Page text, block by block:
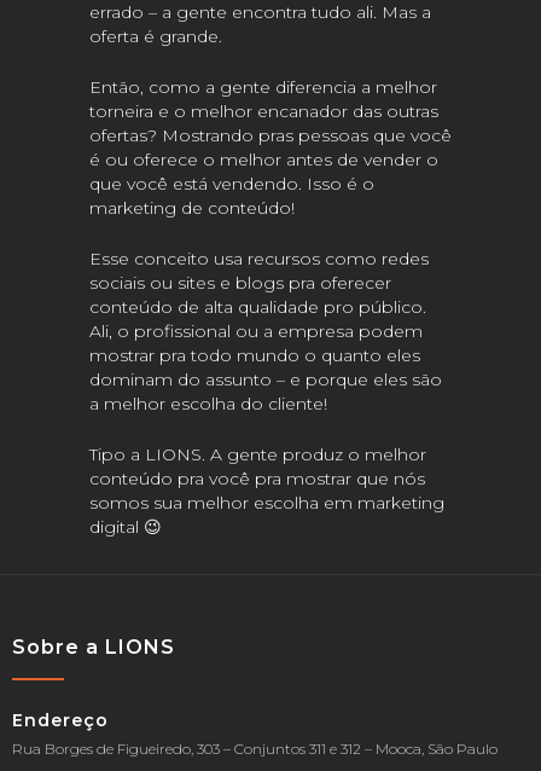
errado – a gente encontra tudo ali. Mas a
oferta é grande.
Então, como a gente diferencia a melhor
torneira e o melhor encanador das outras
ofertas? Mostrando pras pessoas que você
é ou oferece o melhor antes de vender o
que você está vendendo. Isso é o
marketing de conteúdo!
Esse conceito usa recursos como redes
sociais ou sites e blogs pra oferecer
conteúdo de alta qualidade pro público.
Ali, o profissional ou a empresa podem
mostrar pra todo mundo o quanto eles
dominam do assunto – e porque eles são
a melhor escolha do cliente!
Tipo a LIONS. A gente produz o melhor
conteúdo pra você pra mostrar que nós
somos sua melhor escolha em marketing
digital 😉
Sobre a LIONS
Endereço
Rua Borges de Figueiredo, 303 – Conjuntos 311 e 312 – Mooca, São Paulo